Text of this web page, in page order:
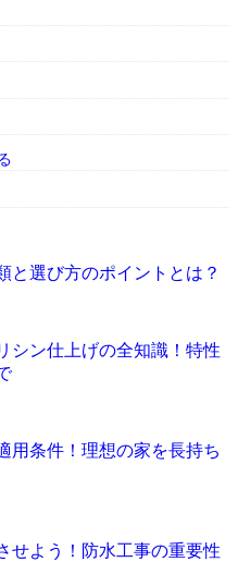
と選び方のポイントとは？
シン仕上げの全知識！特性
用条件！理想の家を長持ち
せよう！防水工事の重要性